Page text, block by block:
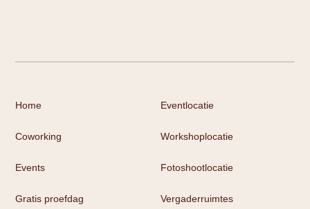
Home
Coworking
Events
Gratis proefdag
Eventlocatie
Workshoplocatie
Fotoshootlocatie
Vergaderruimtes